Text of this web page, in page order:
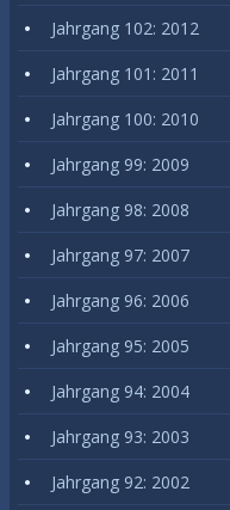
Jahrgang 102: 2012
Jahrgang 101: 2011
Jahrgang 100: 2010
Jahrgang 99: 2009
Jahrgang 98: 2008
Jahrgang 97: 2007
Jahrgang 96: 2006
Jahrgang 95: 2005
Jahrgang 94: 2004
Jahrgang 93: 2003
Jahrgang 92: 2002